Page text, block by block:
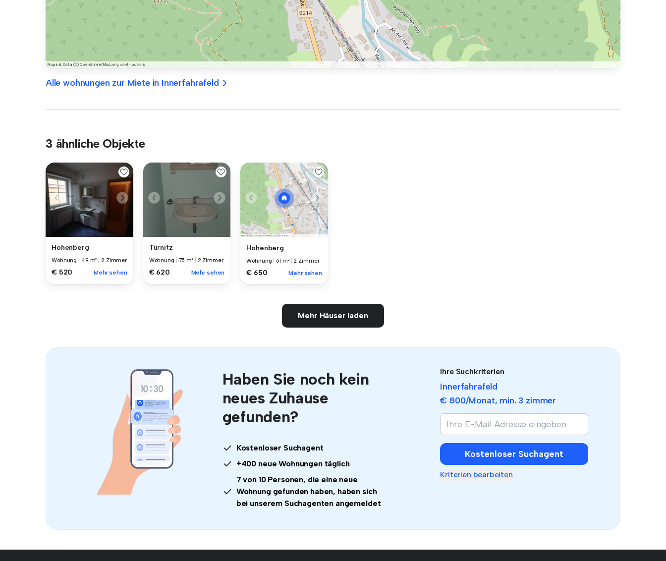
Alle wohnungen zur Miete in Innerfahrafeld
3 ähnliche Objekte
Hohenberg
Wohnung 49 m² |2 Zimmer
€ 520 Mehr sehen
Türnitz
Wohnung 75 m² 2 Zimmer
€ 620 Mehr sehen
Hohenberg
Wohnung 61 m² 2 Zimmer
€ 650 Mehr sehen
Mehr Häuser laden
Haben Sie noch kein
neues Zuhause
gefunden?
Kostenloser Suchagent
+400 neue Wohnungen täglich
7 von 10 Personen, die eine neue
Wohnung gefunden haben, haben sich
bei unserem Suchagenten angemeldet
Ihre Suchkriterien
Innerfahrafeld
€ 800/Monat, min. 3 zimmer
Kostenloser Suchagent
Kriterien bearbeiten